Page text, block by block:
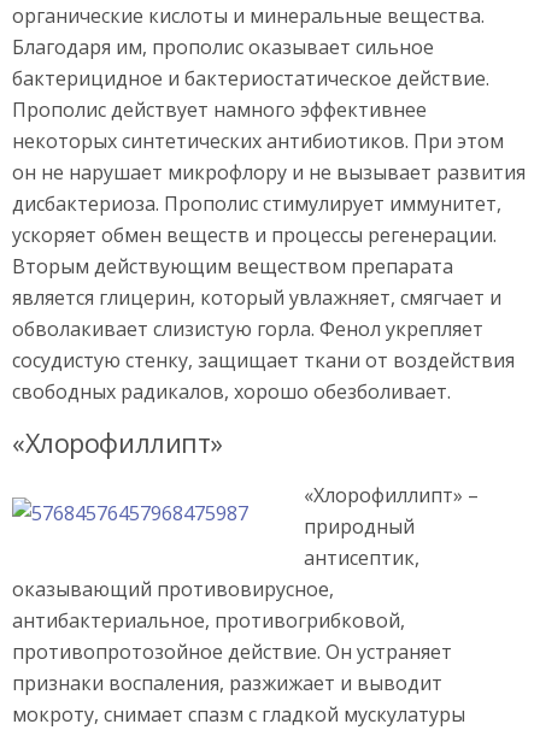
органические кислоты и минеральные вещества.
Благодаря им, прополис оказывает сильное
бактерицидное и бактериостатическое действие.
Прополис действует намного эффективнее
некоторых синтетических антибиотиков. При этом
он не нарушает микрофлору и не вызывает развития
дисбактериоза. Прополис стимулирует иммунитет,
ускоряет обмен веществ и процессы регенерации.
Вторым действующим веществом препарата
является глицерин, который увлажняет, смягчает и
обволакивает слизистую горла. Фенол укрепляет
сосудистую стенку, защищает ткани от воздействия
свободных радикалов, хорошо обезболивает.
«Хлорофиллипт»
«Хлорофиллипт» –
природный
антисептик,
оказывающий противовирусное,
антибактериальное, противогрибковой,
противопротозойное действие. Он устраняет
признаки воспаления, разжижает и выводит
мокроту, снимает спазм с гладкой мускулатуры